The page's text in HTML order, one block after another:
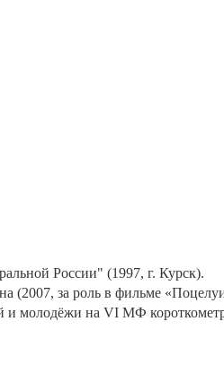
России" (1997, г. Курск).
(2007, за роль в фильме
и молодёжи на VI МФ